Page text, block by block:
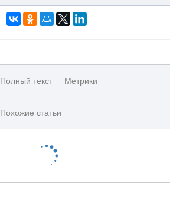
Полный текст Метрики
Похожие статьи